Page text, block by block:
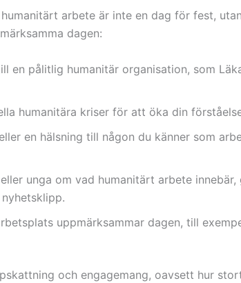
arbete är inte en dag för fest,
dagen:
en pålitlig humanitär organisation, som
humanitära kriser för att öka din
en hälsning till någon du känner som
unga om vad humanitärt arbete innebär,
uppmärksammar dagen, till
och engagemang, oavsett hur